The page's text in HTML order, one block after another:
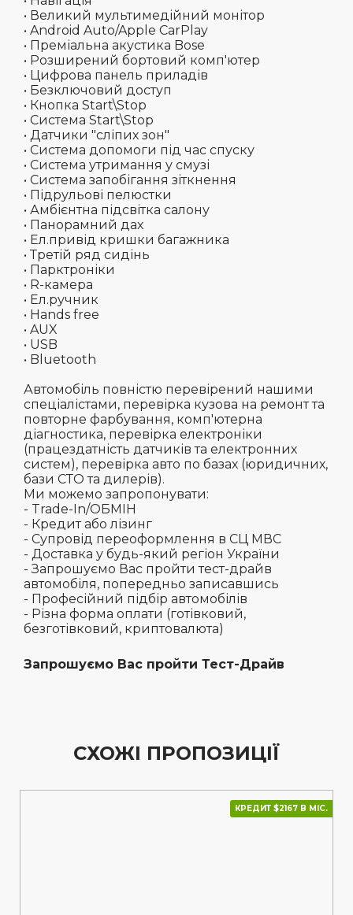
• Великий мультимедійний монітор
• Android Auto/Apple CarPlay
• Преміальна акустика Bose
• Розширений бортовий комп'ютер
• Цифрова панель приладів
• Безключовий доступ
• Кнопка Start\Stop
• Система Start\Stop
• Датчики "сліпих зон"
• Система допомоги під час спуску
• Система утримання у смузі
• Система запобігання зіткнення
• Підрульові пелюстки
• Амбієнтна підсвітка салону
• Панорамний дах
• Ел.привід кришки багажника
• Третій ряд сидінь
• Парктроніки
• R-камера
• Ел.ручник
• Hands free
• AUX
• USB
• Bluetooth
Автомобіль повністю перевірений нашими
спеціалістами, перевірка кузова на ремонт та
повторне фарбування, комп'ютерна
діагностика, перевірка електроніки
(працездатність датчиків та електронних
систем), перевірка авто по базах (юридичних,
бази СТО та дилерів).
Ми можемо запропонувати:
- Trade-In/ОБМІН
- Кредит або лізинг
- Супровід переоформлення в СЦ МВС
- Доставка у будь-який регіон України
- Запрошуємо Вас пройти тест-драйв
автомобіля, попередньо записавшись
- Професійний підбір автомобілів
- Різна форма оплати (готівковий,
безготівковий, криптовалюта)
Запрошуємо Вас пройти Тест-Драйв
СХОЖІ ПРОПОЗИЦІЇ
КРЕДИТ $2167 В МІС.